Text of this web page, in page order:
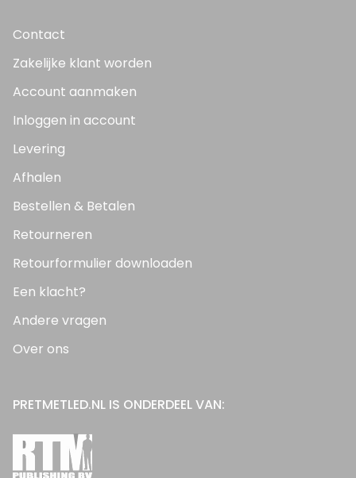
Contact
Zakelijke klant worden
Account aanmaken
Inloggen in account
Levering
Afhalen
Bestellen & Betalen
Retourneren
Retourformulier downloaden
Een klacht?
Andere vragen
Over ons
PRETMETLED.NL IS ONDERDEEL VAN: